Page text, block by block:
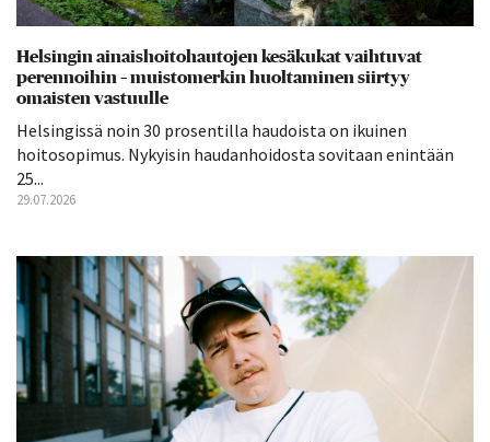
Helsingin ainaishoitohautojen kesäkukat vaihtuvat
perennoihin – muistomerkin huoltaminen siirtyy
omaisten vastuulle
Helsingissä noin 30 prosentilla haudoista on ikuinen
hoitosopimus. Nykyisin haudanhoidosta sovitaan enintään
25...
29.07.2026